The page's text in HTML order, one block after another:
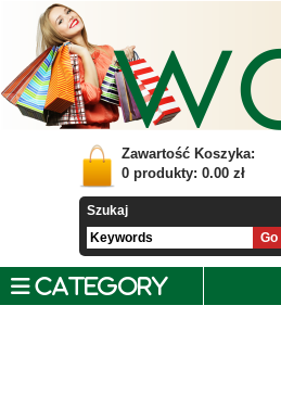
Zawartość Koszyka:
0 produkty: 0.00 zł
Szukaj
CATEGORY